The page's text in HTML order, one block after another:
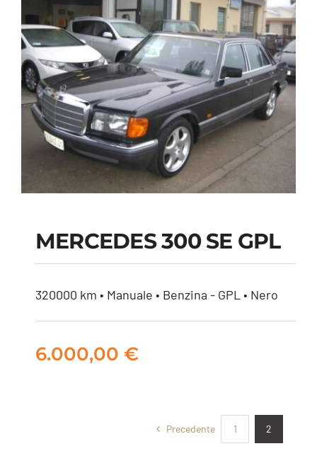
GPL
MERCEDES 300 SE GPL
320000 km • Manuale • Benzina - GPL • Nero
6.000,00 €
Precedente 1 2